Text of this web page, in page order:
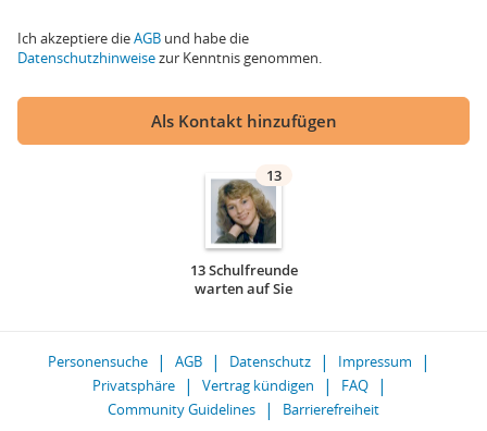
Ich akzeptiere dieAGB und habe die
Datenschutzhinweisezur Kenntnis genommen.
Als Kontakt hinzufügen
13
13 Schulfreunde
warten auf Sie
Personensuche AGB Datenschutz
Impressum
Privatsphäre
Vertrag kündigen
FAQ
Community Guidelines
Barrierefreiheit